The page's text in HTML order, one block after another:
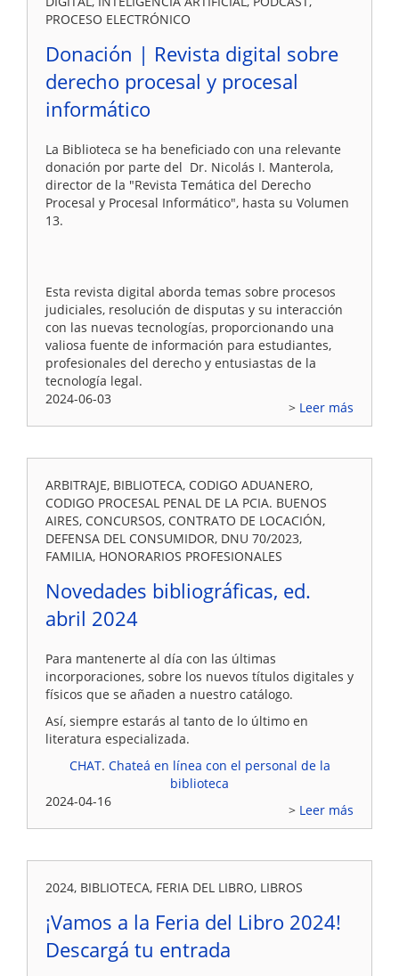
PROCESO ELECTRÓNICO
Donación | Revista digital sobre
derecho procesal y procesal
informático
La Biblioteca se ha beneficiado con una relevante
donación por parte del Dr. Nicolás I. Manterola,
director de la "Revista Temática del Derecho
Procesal y Procesal Informático", hasta su Volumen
13.
Esta revista digital aborda temas sobre procesos
judiciales, resolución de disputas y su interacción
con las nuevas tecnologías, proporcionando una
valiosa fuente de información para estudiantes,
profesionales del derecho y entusiastas de la
tecnología legal.
2024-06-03
Leer más
ARBITRAJE, BIBLIOTECA, CODIGO ADUANERO,
CODIGO PROCESAL PENAL DE LA PCIA. BUENOS
AIRES, CONCURSOS, CONTRATO DE LOCACIÓN,
DEFENSA DEL CONSUMIDOR, DNU 70/2023,
FAMILIA, HONORARIOS PROFESIONALES
Novedades bibliográficas, ed.
abril 2024
Para mantenerte al día con las últimas
incorporaciones, sobre los nuevos títulos digitales y
físicos que se añaden a nuestro catálogo.
Así, siempre estarás al tanto de lo último en
literatura especializada.
CHAT. Chateá en línea con el personal de la
biblioteca
2024-04-16
Leer más
2024, BIBLIOTECA, FERIA DEL LIBRO, LIBROS
¡Vamos a la Feria del Libro 2024!
Descargá tu entrada